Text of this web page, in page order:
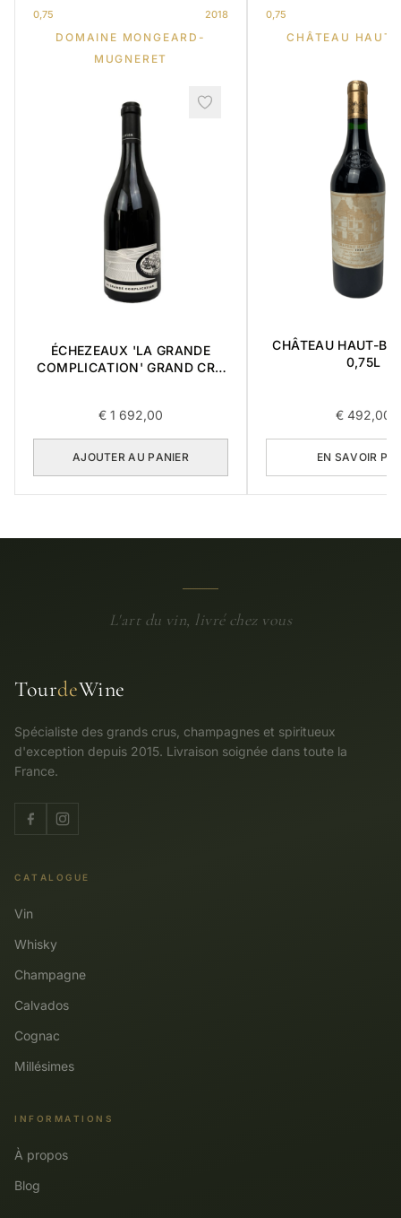
0,75 2018
DOMAINE MONGEARD-
MUGNERET
ÉCHEZEAUX 'LA GRANDE
COMPLICATION' GRAND CRU
€ 1 692,00
AJOUTER AU PANIER
0,75
CHÂTEAU HAUT-
CHÂTEAU HAUT-
0,75L
€ 492,00
EN SAVOIR
L'art du vin, livré chez vous
TourdeWine
Spécialiste des grands crus, champagnes et spiritueux
d'exception depuis 2015. Livraison soignée dans toute la
France.
CATALOGUE
Vin
Whisky
Champagne
Calvados
Cognac
Millésimes
INFORMATIONS
À propos
Blog